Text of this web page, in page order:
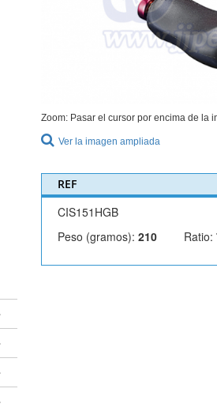
Zoom: Pasar el cursor por encima de la
Ver la imagen ampliada
REF
CIS151HGB
Peso (gramos): 210 Ratio: